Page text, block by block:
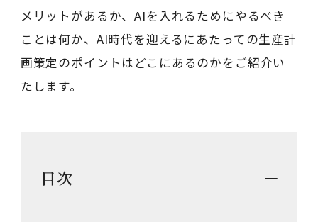
メリットがあるか、AIを入れるためにやるべき
ことは何か、AI時代を迎えるにあたっての生産計
画策定のポイントはどこにあるのかをご紹介い
たします。
目次